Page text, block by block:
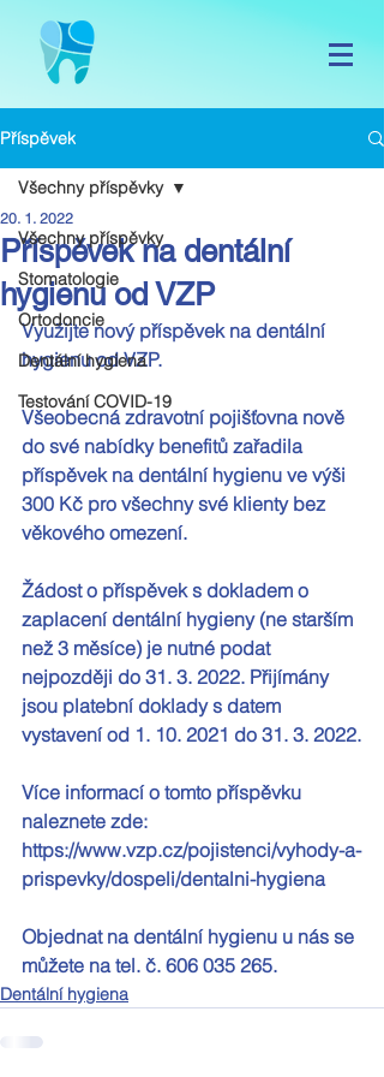
Příspěvek
Všechny příspěvky
Stomatologie
Ortodoncie
Dentální hygiena
Testování COVID-19
Všechny příspěvky
Příspěvek na dentální
hygienu od VZP
20. 1. 2022
Využijte nový příspěvek na dentální
hygienu od VZP.
Všeobecná zdravotní pojišťovna nově
do své nabídky benefitů zařadila
příspěvek na dentální hygienu ve výši
300 Kč pro všechny své klienty bez
věkového omezení.
Žádost o příspěvek s dokladem o
zaplacení dentální hygieny (ne starším
než 3 měsíce) je nutné podat
nejpozději do 31. 3. 2022. Přijímány
jsou platební doklady s datem
vystavení od 1. 10. 2021 do 31. 3. 2022.
Více informací o tomto příspěvku
naleznete zde:
https://www.vzp.cz/pojistenci/vyhody-a-
prispevky/dospeli/dentalni-hygiena
Objednat na dentální hygienu u nás se
můžete na tel. č. 606 035 265.
Dentální hygiena